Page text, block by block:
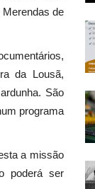
de
da Lousã,
São
programa
a missão
poderá ser